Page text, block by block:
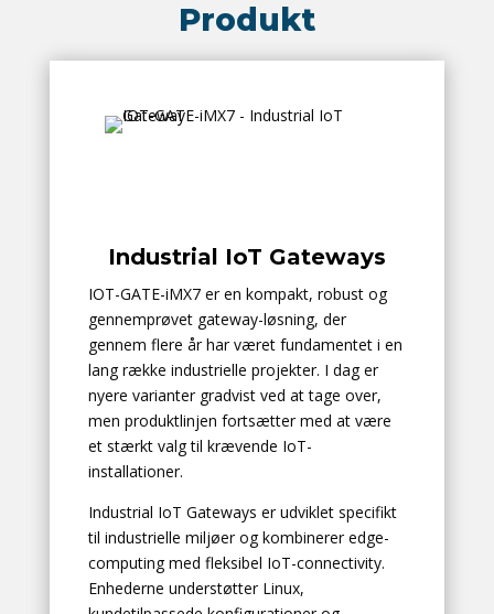
Produkt
Industrial IoT Gateways
IOT-GATE-iMX7 er en kompakt, robust og
gennemprøvet gateway-løsning, der
gennem flere år har været fundamentet i en
lang række industrielle projekter. I dag er
nyere varianter gradvist ved at tage over,
men produktlinjen fortsætter med at være
et stærkt valg til krævende IoT-
installationer.
Industrial IoT Gateways er udviklet specifikt
til industrielle miljøer og kombinerer edge-
computing med fleksibel IoT-connectivity.
Enhederne understøtter Linux,